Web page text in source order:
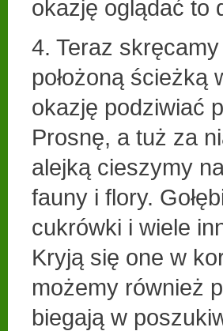
okazję oglądać to
4. Teraz
położoną ścieżką
okazję podziwiać
Prosnę, a tuż za
alejką cieszymy
fauny i flory.
cukrówki i wiele
Kryją się one w
możemy również
biegają w